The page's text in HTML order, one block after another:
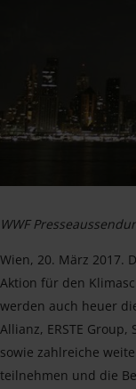
WWF
Wien, 20. März 2017.
Aktion für den
werden auch heuer die
Allianz, ERSTE Group,
sowie zahlreiche
teilnehmen und die